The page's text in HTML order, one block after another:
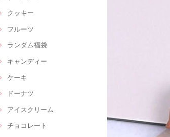
クッキー
フルーツ
ランダム福袋
キャンディー
ケーキ
ドーナツ
アイスクリーム
チョコレート